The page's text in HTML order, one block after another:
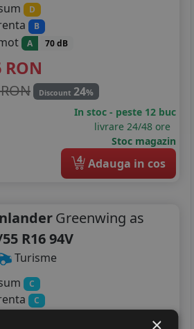
D
B
A 70 dB
RON
Discount 24%
In stoc - peste 12 buc
livrare 24/48 ore
Stoc magazin
4 Adauga in cos
Greenwing as
R16 94V
Turisme
C
C